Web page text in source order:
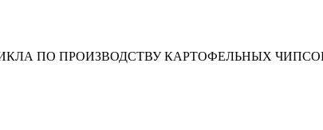
ПО ПРОИЗВОДСТВУ КАРТОФЕЛЬНЫХ